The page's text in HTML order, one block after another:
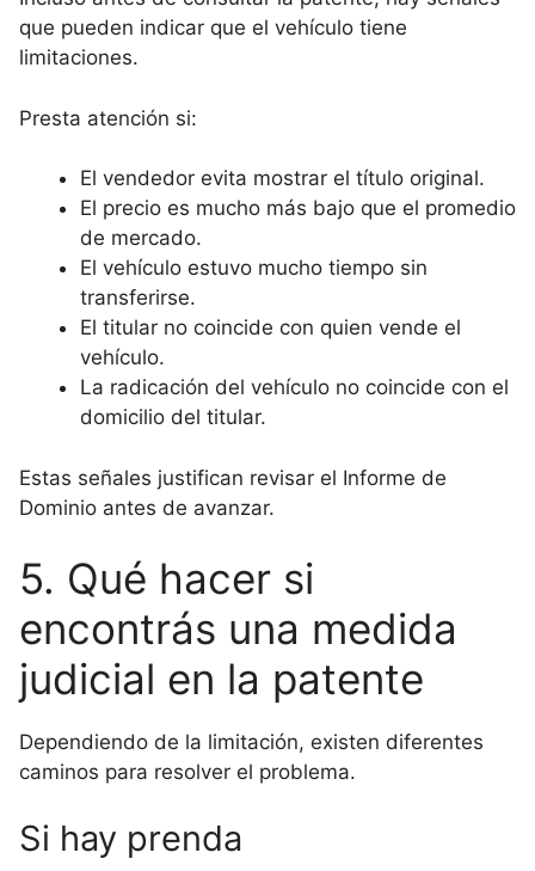
que pueden indicar que el vehículo tiene
limitaciones.
Presta atención si:
El vendedor evita mostrar el título original.
El precio es mucho más bajo que el promedio
de mercado.
El vehículo estuvo mucho tiempo sin
transferirse.
El titular no coincide con quien vende el
vehículo.
La radicación del vehículo no coincide con el
domicilio del titular.
Estas señales justifican revisar el Informe de
Dominio antes de avanzar.
5. Qué hacer si
encontrás una medida
judicial en la patente
Dependiendo de la limitación, existen diferentes
caminos para resolver el problema.
Si hay prenda